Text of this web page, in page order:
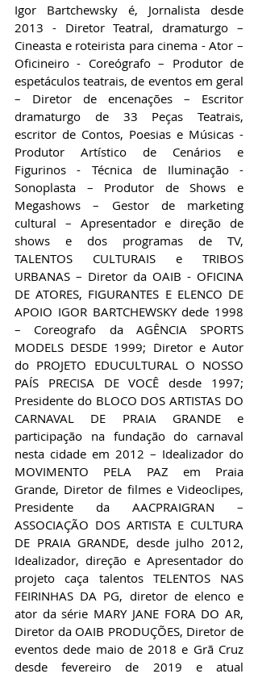
Igor Bartchewsky é, Jornalista desde
2013 - Diretor Teatral, dramaturgo –
Cineasta e roteirista para cinema - Ator –
Oficineiro - Coreógrafo – Produtor de
espetáculos teatrais, de eventos em geral
– Diretor de encenações – Escritor
dramaturgo de 33 Peças Teatrais,
escritor de Contos, Poesias e Músicas -
Produtor Artístico de Cenários e
Figurinos - Técnica de Iluminação -
Sonoplasta – Produtor de Shows e
Megashows – Gestor de marketing
cultural – Apresentador e direção de
shows e dos programas de TV,
TALENTOS CULTURAIS e TRIBOS
URBANAS – Diretor da OAIB - OFICINA
DE ATORES, FIGURANTES E ELENCO DE
APOIO IGOR BARTCHEWSKY dede 1998
– Coreografo da AGÊNCIA SPORTS
MODELS DESDE 1999; Diretor e Autor
do PROJETO EDUCULTURAL O NOSSO
PAÍS PRECISA DE VOCÊ desde 1997;
Presidente do BLOCO DOS ARTISTAS DO
CARNAVAL DE PRAIA GRANDE e
participação na fundação do carnaval
nesta cidade em 2012 – Idealizador do
MOVIMENTO PELA PAZ em Praia
Grande, Diretor de filmes e Videoclipes,
Presidente da AACPRAIGRAN –
ASSOCIAÇÃO DOS ARTISTA E CULTURA
DE PRAIA GRANDE, desde julho 2012,
Idealizador, direção e Apresentador do
projeto caça talentos TELENTOS NAS
FEIRINHAS DA PG, diretor de elenco e
ator da série MARY JANE FORA DO AR,
Diretor da OAIB PRODUÇÕES, Diretor de
eventos dede maio de 2018 e Grã Cruz
desde fevereiro de 2019 e atual